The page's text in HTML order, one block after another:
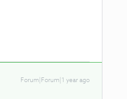
Forum|Forum|1 year ago